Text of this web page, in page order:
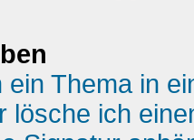
Thema in
lösche ich